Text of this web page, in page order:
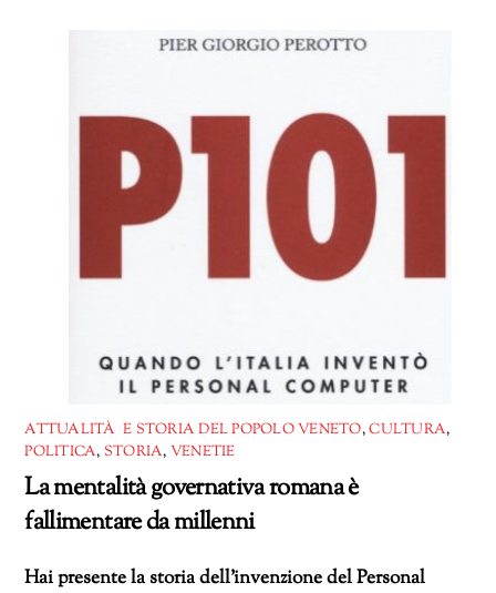
ATTUALITÀ E STORIA DEL POPOLO VENETO,CULTURA,
POLITICA, STORIA, VENETIE
La mentalità governativa romana è
fallimentare da millenni
Hai presente la storia dell’invenzione del Personal